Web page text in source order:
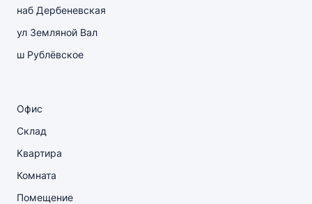
наб Дербеневская
ул Земляной Вал
ш Рублёвское
Офис
Склад
Квартира
Комната
Помещение